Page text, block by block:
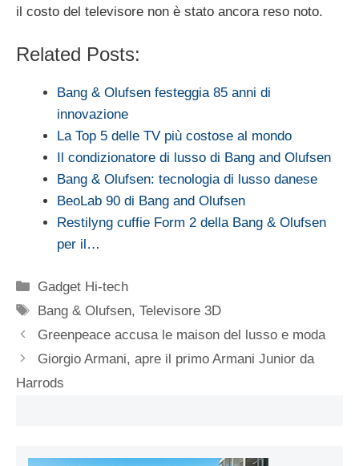
il costo del televisore non è stato ancora reso noto.
Related Posts:
Bang & Olufsen festeggia 85 anni di
innovazione
La Top 5 delle TV più costose al mondo
Il condizionatore di lusso di Bang and Olufsen
Bang & Olufsen: tecnologia di lusso danese
BeoLab 90 di Bang and Olufsen
Restilyng cuffie Form 2 della Bang & Olufsen
per il…
Categorie
Gadget Hi-tech
Tag
Bang & Olufsen,Televisore 3D
Greenpeace accusa le maison del lusso e moda
Giorgio Armani, apre il primo Armani Junior da
Harrods